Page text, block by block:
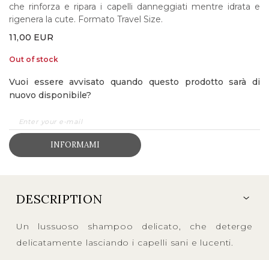
che rinforza e ripara i capelli danneggiati mentre idrata e
rigenera la cute. Formato Travel Size.
11,00 EUR
Out of stock
Vuoi essere avvisato quando questo prodotto sarà di
nuovo disponibile?
INFORMAMI
DESCRIPTION
Un lussuoso shampoo delicato, che deterge
delicatamente lasciando i capelli sani e lucenti.